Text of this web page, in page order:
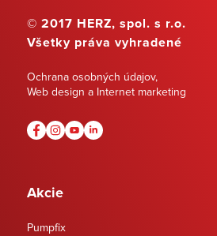
© 2017 HERZ, spol. s r.o.
Všetky práva vyhradené
Ochrana osobných údajov,
Web design a Internet marketing
Akcie
Pumpfix